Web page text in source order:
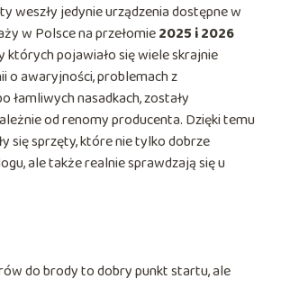
weszły jedynie urządzenia dostępne w
w Polsce na przełomie2025 i 2026
których pojawiało się wiele skrajnie
o awaryjności, problemach z
łamliwych nasadkach, zostały
od renomy producenta. Dzięki temu
się sprzęty, które nie tylko dobrze
ale także realnie sprawdzają się u
do brody to dobry punkt startu, ale